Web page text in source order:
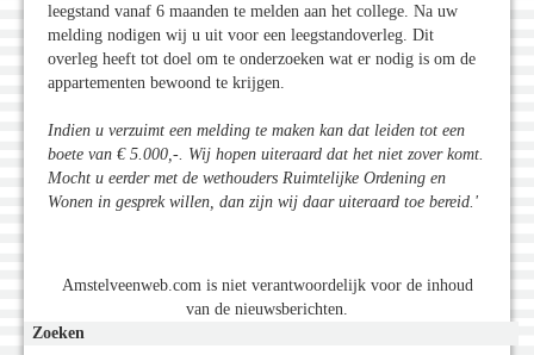
leegstand vanaf 6 maanden te melden aan het college. Na uw
melding nodigen wij u uit voor een leegstandoverleg. Dit
overleg heeft tot doel om te onderzoeken wat er nodig is om de
appartementen bewoond te krijgen.
Indien u verzuimt een melding te maken kan dat leiden tot een
boete van € 5.000,-. Wij hopen uiteraard dat het niet zover komt.
Mocht u eerder met de wethouders Ruimtelijke Ordening en
Wonen in gesprek willen, dan zijn wij daar uiteraard toe bereid. '
Amstelveenweb.com is niet verantwoordelijk voor de inhoud
van de nieuwsberichten.
Zoeken